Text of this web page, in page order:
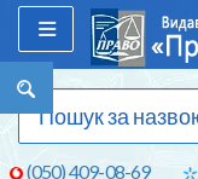
(050) 409-08-69